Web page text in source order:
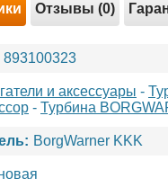
Отзывы (0)
893100323
и аксессуары -
- Турбина
BorgWarner KKK